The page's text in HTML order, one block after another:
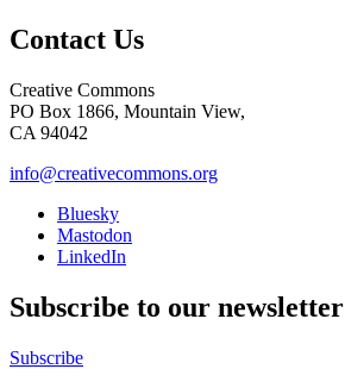
Contact Us
Creative Commons
PO Box 1866, Mountain View,
CA 94042
info@creativecommons.org
Bluesky
Mastodon
LinkedIn
Subscribe to our newsletter
Subscribe